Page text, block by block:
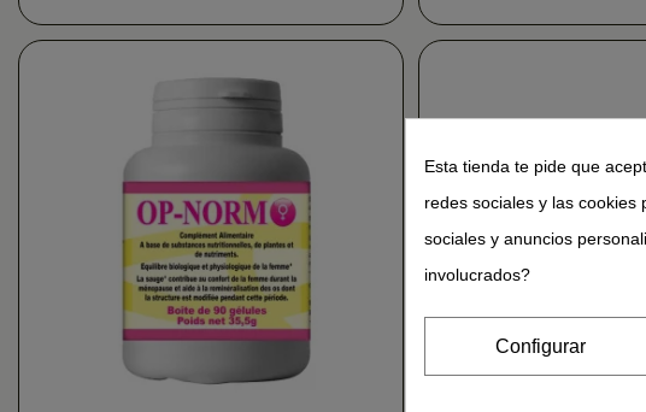
Esta tienda te pide que
redes sociales y las
sociales y anuncios
involucrados?
Configurar